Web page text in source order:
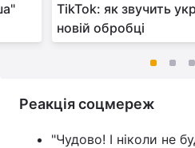
TikTok: як звучить
новій обробці
Реакція соцмереж
"Чудово! І ніколи не